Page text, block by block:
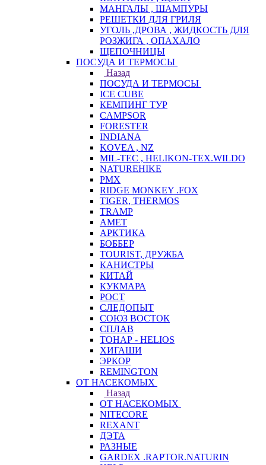
МАНГАЛЫ , ШАМПУРЫ
РЕШЕТКИ ДЛЯ ГРИЛЯ
УГОЛЬ ,ДРОВА , ЖИДКОСТЬ ДЛЯ
РОЗЖИГА , ОПАХАЛО
ЩЕПОЧНИЦЫ
ПОСУДА И ТЕРМОСЫ
Назад
ПОСУДА И ТЕРМОСЫ
ICE CUBE
КЕМПИНГ ТУР
CAMPSOR
FORESTER
INDIANA
KOVEA , NZ
MIL-TEC , HELIKON-TEX.WILDO
NATUREHIKE
PMX
RIDGE MONKEY .FOX
TIGER, THERMOS
TRAMP
АМЕТ
АРКТИКА
БОББЕР
TOURIST, ДРУЖБА
КАНИСТРЫ
КИТАЙ
КУКМАРА
РОСТ
СЛЕДОПЫТ
СОЮЗ ВОСТОК
СПЛАВ
ТОНАР - HELIOS
ХИГАШИ
ЭРКОР
REMINGTON
ОТ НАСЕКОМЫХ
Назад
ОТ НАСЕКОМЫХ
NITECORE
REXANT
ДЭТА
РАЗНЫЕ
GARDEX .RAPTOR.NATURIN